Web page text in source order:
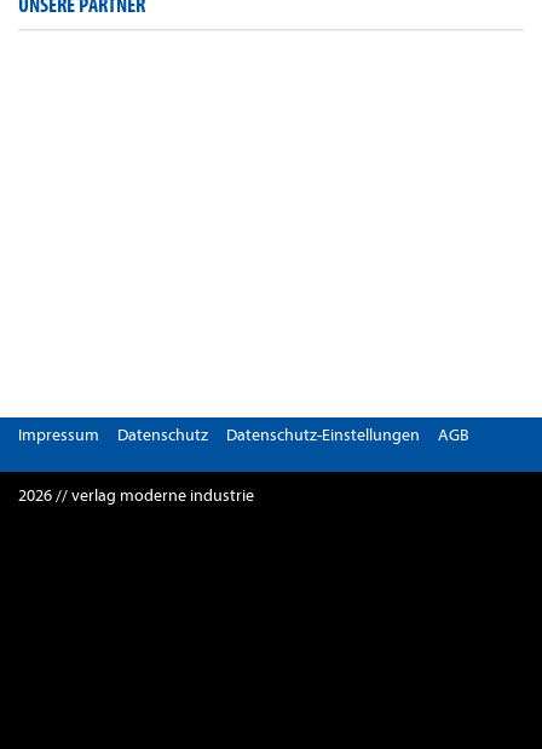
UNSERE PARTNER
Impressum Datenschutz Datenschutz-Einstellungen AGB
2026 // verlag moderne industrie